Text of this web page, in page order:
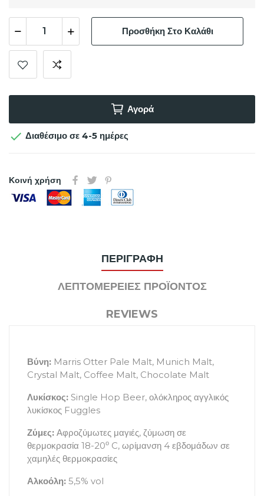
Προσθήκη Στο Καλάθι
Αγορά
 Διαθέσιμο σε 4-5 ημέρες
Κοινή χρήση
ΠΕΡΙΓΡΑΦΉ
ΛΕΠΤΟΜΈΡΕΙΕΣ ΠΡΟΪΌΝΤΟΣ
REVIEWS
Βύνη: Marris Otter Pale Malt, Munich Malt,
Crystal Malt, Coffee Malt, Chocolate Malt
Λυκίσκος: Single Hop Beer, ολόκληρος αγγλικός
λυκίσκος Fuggles
Ζύμες: Αφροζύμωτες μαγιές, ζύμωση σε
θερμοκρασία 18-20ο C, ωρίμανση 4 εβδομάδων σε
χαμηλές θερμοκρασίες
Αλκοόλη: 5,5% vol